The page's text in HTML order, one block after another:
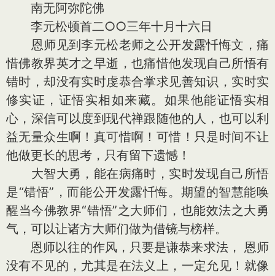
南无阿弥陀佛
李元松顿首二○○三年十月十六日
恩师见到李元松老师之公开发露忏悔文，痛
惜佛教界英才之早逝，也痛惜他发现自己所悟有
错时，却没有实时虔恭合掌求见善知识，实时实
修实证，证悟实相如来藏。如果他能证悟实相
心，深信可以度到现代禅跟随他的人，也可以利
益无量众生啊！真可惜啊！可惜！只是时间不让
他做更长的思考，只有留下遗憾！
大智大勇，能在病痛时，实时发现自己所悟
是“错悟”，而能公开发露忏悔。期望的智慧能唤
醒当今佛教界“错悟”之大师们，也能效法之大勇
气，可以让诸方大师们做为借镜与榜样。
恩师以往的作风，只要是谦恭来求法， 恩师
没有不见的，尤其是在法义上，一定允见！就像